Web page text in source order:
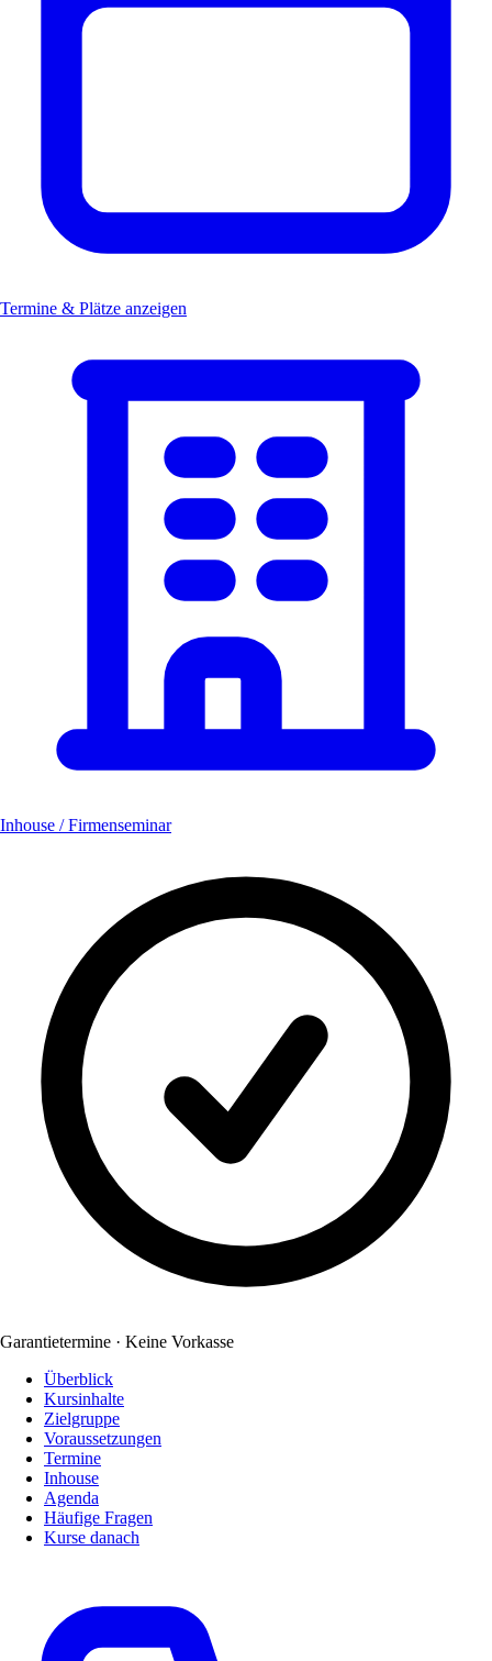
Termine & Plätze anzeigen
Inhouse / Firmenseminar
Garantietermine · Keine Vorkasse
Überblick
Kursinhalte
Zielgruppe
Voraussetzungen
Termine
Inhouse
Agenda
Häufige Fragen
Kurse danach